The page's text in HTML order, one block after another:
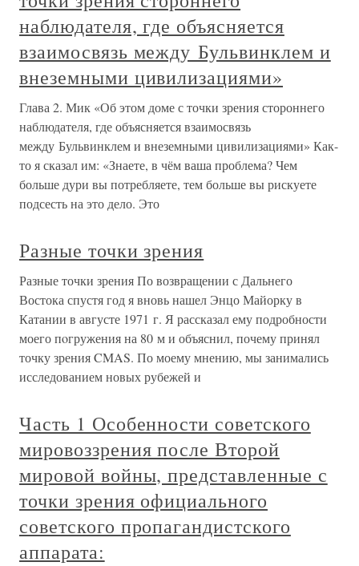
наблюдателя, где объясняется
взаимосвязь между Бульвинклем и
внеземными цивилизациями»
Глава 2. Мик «Об этом доме с точки зрения стороннего
наблюдателя, где объясняется взаимосвязь
между Бульвинклем и внеземными цивилизациями» Как-
то я сказал им: «Знаете, в чём ваша проблема? Чем
больше дури вы потребляете, тем больше вы рискуете
подсесть на это дело. Это
Разные точки зрения
Разные точки зрения По возвращении с Дальнего
Востока спустя год я вновь нашел Энцо Майорку в
Катании в августе 1971 г. Я рассказал ему подробности
моего пoгружения на 80 м и объяснил, почему принял
точку зрения CMAS. По моему мнению, мы занимались
исследованием новых рубежей и
Часть 1 Особенности советского
мировоззрения после Второй
мировой войны, представленные с
точки зрения официального
советского пропагандистского
аппарата: